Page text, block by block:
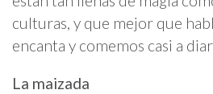
culturas, y que mejor que
encanta y comemos casi a
La maizada